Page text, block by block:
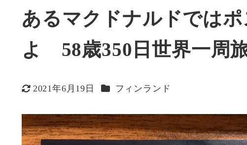
あるマクドナルドでは
よ 58歳350日世界一周
更新日
2021年6月19日 カテゴリー
フィンランド